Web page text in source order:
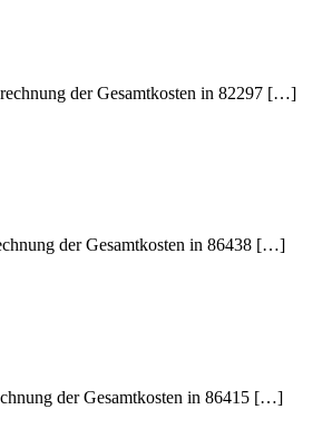
der Gesamtkosten in 82297 […]
der Gesamtkosten in 86438 […]
der Gesamtkosten in 86415 […]